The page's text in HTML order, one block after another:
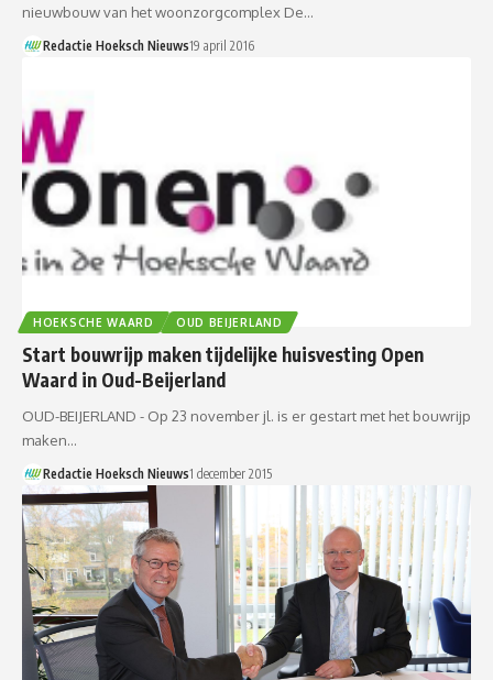
nieuwbouw van het woonzorgcomplex De…
Redactie Hoeksch Nieuws19 april 2016
HOEKSCHE WAARD OUD BEIJERLAND
Start bouwrijp maken tijdelijke huisvesting Open
Waard in Oud-Beijerland
OUD-BEIJERLAND - Op 23 november jl. is er gestart met het bouwrijp
maken…
Redactie Hoeksch Nieuws1 december 2015